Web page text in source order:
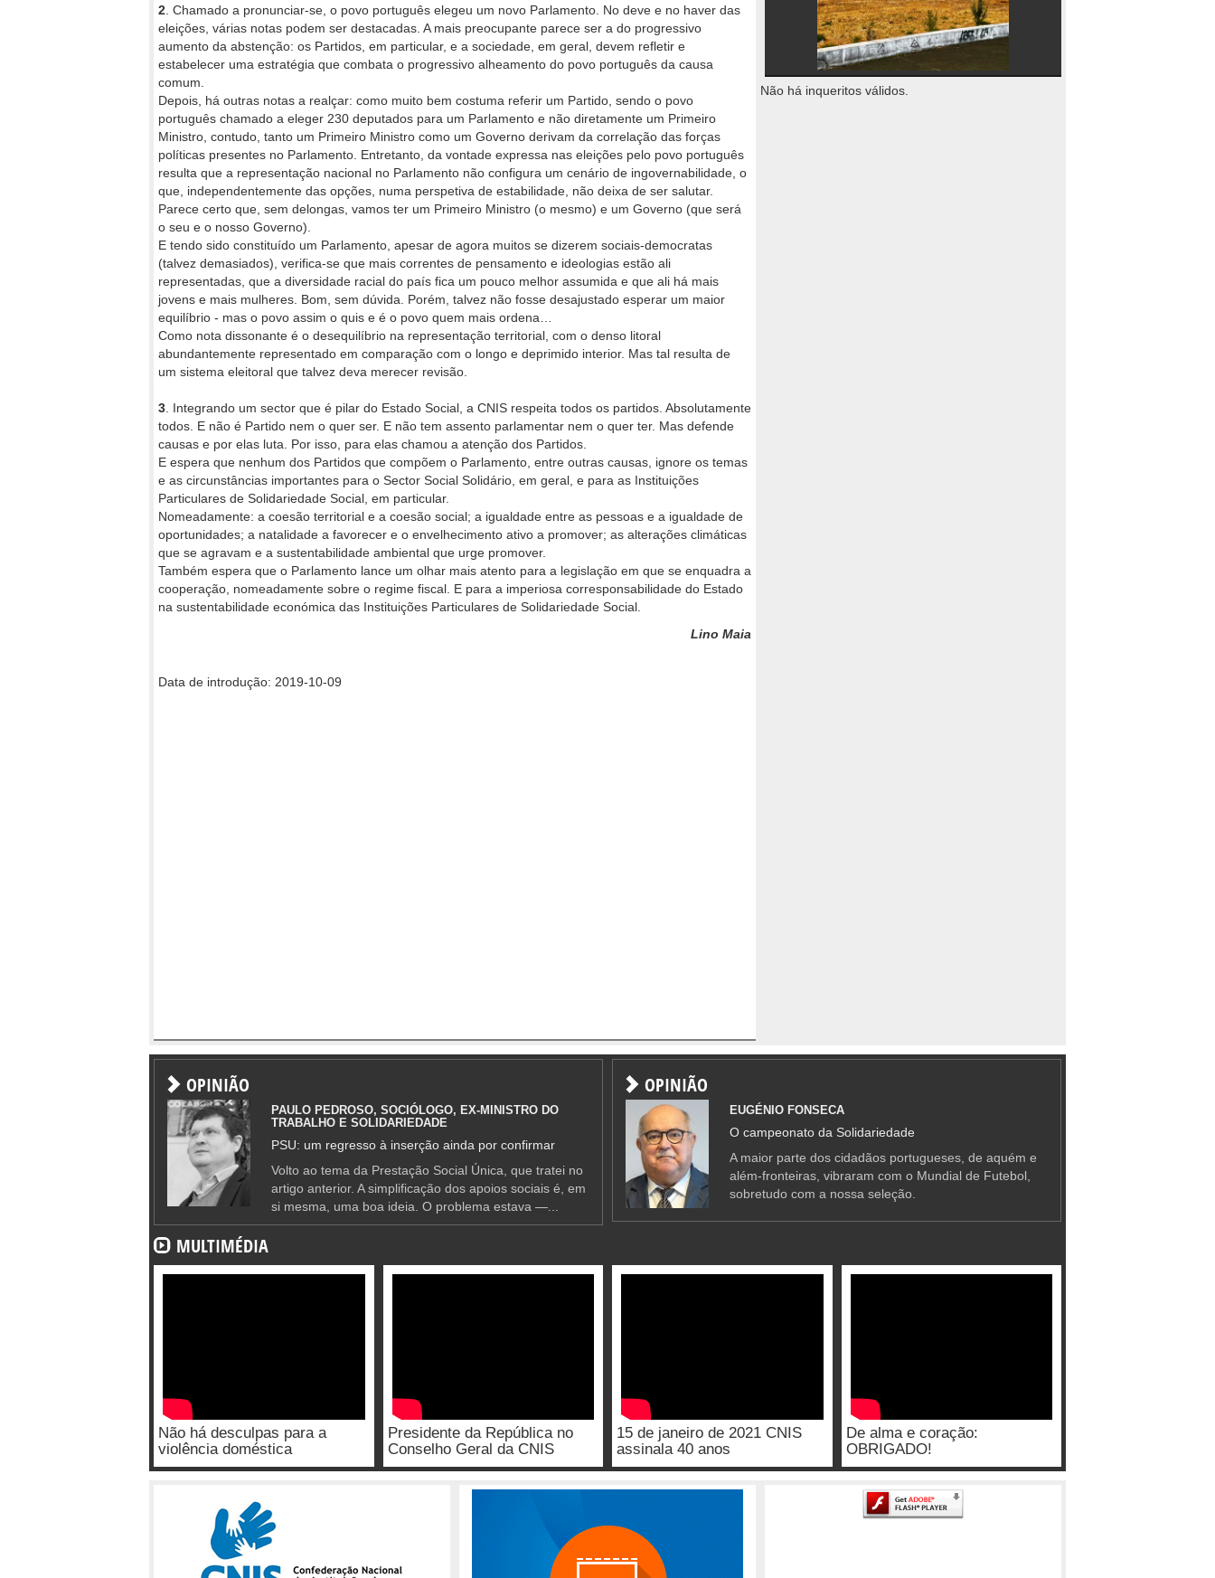
2. Chamado a pronunciar-se, o povo português elegeu um novo Parlamento. No deve e no haver das
eleições, várias notas podem ser destacadas. A mais preocupante parece ser a do progressivo
aumento da abstenção: os Partidos, em particular, e a sociedade, em geral, devem refletir e
estabelecer uma estratégia que combata o progressivo alheamento do povo português da causa
comum.
Depois, há outras notas a realçar: como muito bem costuma referir um Partido, sendo o povo
português chamado a eleger 230 deputados para um Parlamento e não diretamente um Primeiro
Ministro, contudo, tanto um Primeiro Ministro como um Governo derivam da correlação das forças
políticas presentes no Parlamento. Entretanto, da vontade expressa nas eleições pelo povo português
resulta que a representação nacional no Parlamento não configura um cenário de ingovernabilidade, o
que, independentemente das opções, numa perspetiva de estabilidade, não deixa de ser salutar.
Parece certo que, sem delongas, vamos ter um Primeiro Ministro (o mesmo) e um Governo (que será
o seu e o nosso Governo).
E tendo sido constituído um Parlamento, apesar de agora muitos se dizerem sociais-democratas
(talvez demasiados), verifica-se que mais correntes de pensamento e ideologias estão ali
representadas, que a diversidade racial do país fica um pouco melhor assumida e que ali há mais
jovens e mais mulheres. Bom, sem dúvida. Porém, talvez não fosse desajustado esperar um maior
equilíbrio - mas o povo assim o quis e é o povo quem mais ordena…
Como nota dissonante é o desequilíbrio na representação territorial, com o denso litoral
abundantemente representado em comparação com o longo e deprimido interior. Mas tal resulta de
um sistema eleitoral que talvez deva merecer revisão.
3. Integrando um sector que é pilar do Estado Social, a CNIS respeita todos os partidos. Absolutamente
todos. E não é Partido nem o quer ser. E não tem assento parlamentar nem o quer ter. Mas defende
causas e por elas luta. Por isso, para elas chamou a atenção dos Partidos.
E espera que nenhum dos Partidos que compõem o Parlamento, entre outras causas, ignore os temas
e as circunstâncias importantes para o Sector Social Solidário, em geral, e para as Instituições
Particulares de Solidariedade Social, em particular.
Nomeadamente: a coesão territorial e a coesão social; a igualdade entre as pessoas e a igualdade de
oportunidades; a natalidade a favorecer e o envelhecimento ativo a promover; as alterações climáticas
que se agravam e a sustentabilidade ambiental que urge promover.
Também espera que o Parlamento lance um olhar mais atento para a legislação em que se enquadra a
cooperação, nomeadamente sobre o regime fiscal. E para a imperiosa corresponsabilidade do Estado
na sustentabilidade económica das Instituições Particulares de Solidariedade Social.
Lino Maia
Data de introdução: 2019-10-09
Não há inqueritos válidos.
OPINIÃO
PAULO PEDROSO, SOCIÓLOGO, EX-MINISTRO DO
TRABALHO E SOLIDARIEDADE
PSU: um regresso à inserção ainda por confirmar
Volto ao tema da Prestação Social Única, que tratei no
artigo anterior. A simplificação dos apoios sociais é, em
si mesma, uma boa ideia. O problema estava —...
OPINIÃO
EUGÉNIO FONSECA
O campeonato da Solidariedade
A maior parte dos cidadãos portugueses, de aquém e
além-fronteiras, vibraram com o Mundial de Futebol,
sobretudo com a nossa seleção.
MULTIMÉDIA
Não há desculpas para a
violência doméstica
Presidente da República no
Conselho Geral da CNIS
15 de janeiro de 2021 CNIS
assinala 40 anos
De alma e coração:
OBRIGADO!